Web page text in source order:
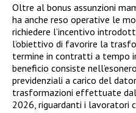
Oltre al bonus assunzioni
ha anche reso operative le
richiedere l’incentivo
l’obiettivo di favorire la
termine in contratti a tempo
beneficio consiste
previdenziali a carico del
trasformazioni effettuate
2026, riguardanti i lavoratori